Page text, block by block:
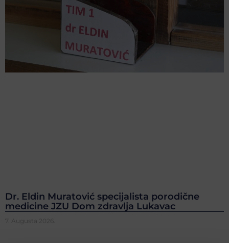
Dr. Eldin Muratović specijalista porodične
medicine JZU Dom zdravlja Lukavac
7. Augusta 2026.